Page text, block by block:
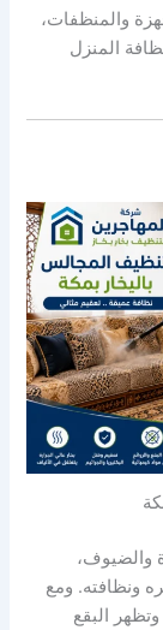
والمنظفات،
المنزل
والضيوف،
ونظافته. ومع
البقع